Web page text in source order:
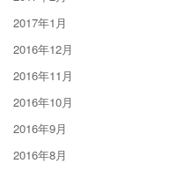
2017年1月
2016年12月
2016年11月
2016年10月
2016年9月
2016年8月